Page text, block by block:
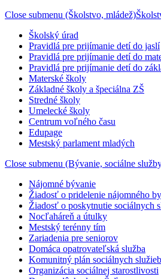
Close submenu (Školstvo, mládež)
Školský úrad
Pravidlá pre prijímanie detí do jaslí
Pravidlá pre prijímanie detí do
Pravidlá pre prijímanie detí do
Materské školy
Základné školy a špeciálna ZŠ
Stredné školy
Umelecké školy
Centrum voľného času
Edupage
Mestský parlament mladých
Close submenu (Bývanie, sociálne
Nájomné bývanie
Žiadosť o pridelenie nájomného
Žiadosť o poskytnutie sociálnych
Nocľaháreň a útulky
Mestský terénny tím
Zariadenia pre seniorov
Domáca opatrovateľská služba
Komunitný plán sociálnych služieb
Organizácia sociálnej starostlivosti